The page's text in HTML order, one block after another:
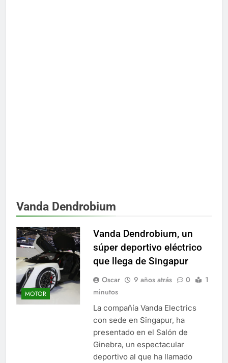
Vanda Dendrobium
MOTOR
Vanda Dendrobium, un
súper deportivo eléctrico
que llega de Singapur
Oscar 9 años atrás 0
1
minutos
La compañía Vanda Electrics
con sede en Singapur, ha
presentado en el Salón de
Ginebra, un espectacular
deportivo al que ha llamado